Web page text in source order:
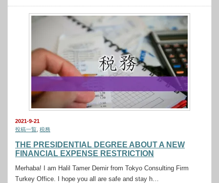
2021-9-21
投稿一覧 税務
THE PRESIDENTIAL DEGREE ABOUT A NEW
FINANCIAL EXPENSE RESTRICTION
Merhaba! I am Halil Tamer Demir from Tokyo Consulting Firm
Turkey Office. I hope you all are safe and stay h…